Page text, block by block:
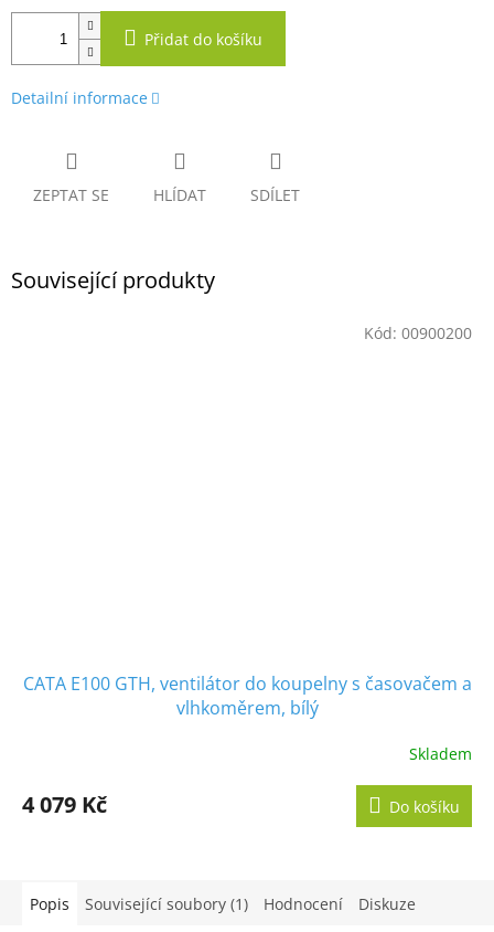
Přidat do košíku
Detailní informace
ZEPTAT SE HLÍDAT SDÍLET
Související produkty
CATA E100 GTH, ventilátor do koupelny s časovačem a
vlhkoměrem, bílý
produktu
je
hvězdiček.
Skladem
4 079 Kč Do košíku
Kód: 00900200
Popis Související soubory (1) Hodnocení Diskuze